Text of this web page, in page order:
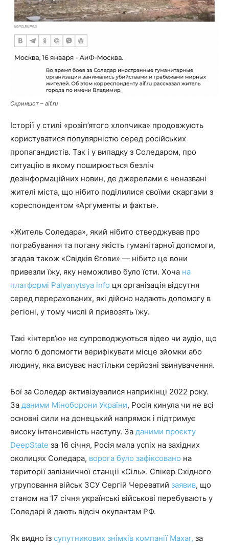
Скриншот – aif.ru
Історії у стилі «розіп’ятого хлопчика» продовжують
користуватися популярністю серед російських
пропагандистів. Так і у випадку з Соледаром, про
ситуацію в якому поширюється безліч
дезінформаційних новин, де джерелами є неназвані
жителі міста, що нібито поділилися своїми скаргами з
кореспондентом «Аргументы и факты».
«Житель Соледара», який нібито стверджував про
пограбування та погану якість гуманітарної допомоги,
згадав також «Свідків Єгови» — нібито це вони
привезли їжу, яку неможливо було їсти. Хоча на
платформі Palyanytsya info ця організація відсутня
серед перерахованих, які дійсно надають допомогу в
регіоні, у тому числі й привозять їжу.
Такі «інтерв’ю» не супроводжуються відео чи аудіо, що
могло б допомогти верифікувати місце зйомки або
людину, яка висуває настільки серйозні звинувачення.
Бої за Соледар активізувалися наприкінці 2022 року.
За даними Міноборони України, Росія кинула чи не всі
основні сили на донецький напрямок і підтримує
високу інтенсивність наступу. За даними проєкту
DeepState за 16 січня, Росія мала успіх на західних
околицях Соледара, ворога було зафіксовано на
території залізничної станції «Сіль». Спікер Східного
угруповання військ ЗСУ Сергій Череватий заявив, що
станом на 17 січня українські військові перебувають у
Соледарі й дають відсіч окупантам РФ.
Як видно із супутникових знімків компанії Maxar, за